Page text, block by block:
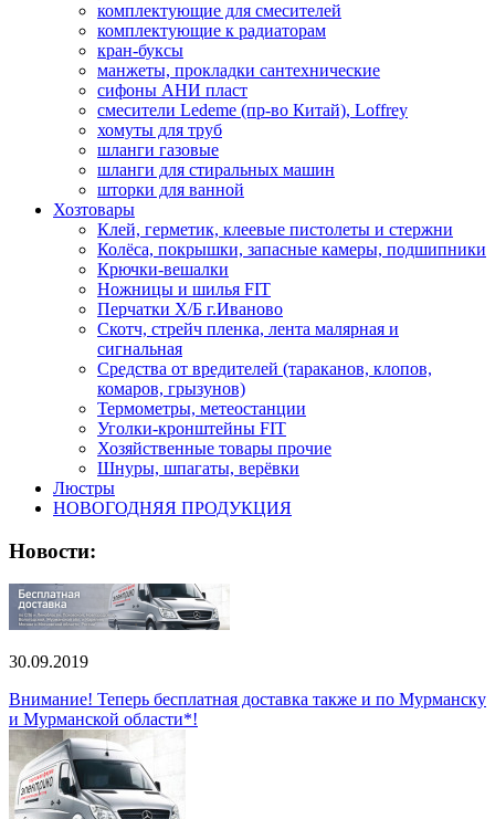
комплектующие для смесителей
комплектующие к радиаторам
кран-буксы
манжеты, прокладки сантехнические
сифоны АНИ пласт
смесители Ledeme (пр-во Китай), Loffrey
хомуты для труб
шланги газовые
шланги для стиральных машин
шторки для ванной
Хозтовары
Клей, герметик, клеевые пистолеты и стержни
Колёса, покрышки, запасные камеры, подшипники
Крючки-вешалки
Ножницы и шилья FIT
Перчатки Х/Б г.Иваново
Скотч, стрейч пленка, лента малярная и
сигнальная
Средства от вредителей (тараканов, клопов,
комаров, грызунов)
Термометры, метеостанции
Уголки-кронштейны FIT
Хозяйственные товары прочие
Шнуры, шпагаты, верёвки
Люстры
НОВОГОДНЯЯ ПРОДУКЦИЯ
Новости:
30.09.2019
Внимание! Теперь бесплатная доставка также и по Мурманску
и Мурманской области*!